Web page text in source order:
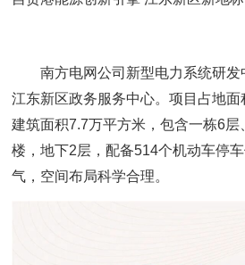
南方电网公司新型电力系统研
江东新区政务服务中心。项目占地面
建筑面积7.7万平方米，包含一栋6
楼，地下2层，配备514个机动车停
气，空间布局科学合理。